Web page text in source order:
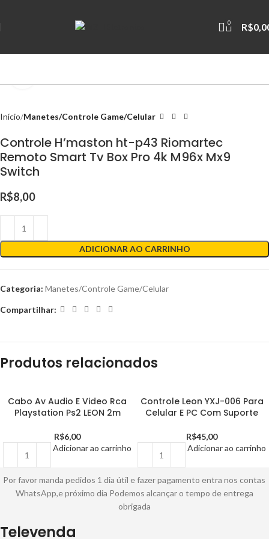
0 R$
Início Manetes/Controle Game/Celular
Controle H’maston ht-p43 Riomartec
Remoto Smart Tv Box Pro 4k M96x Mx9
Switch
R$8,00
ADICIONAR AO CARRINHO
Categoria: Manetes/Controle Game/Celular
Compartilhar:
Produtos relacionados
Cabo Av Audio E Video Rca
Playstation Ps2 LEON 2m
R$6,00
Adicionar ao carrinho
Controle Leon YXJ-006 Para
Celular E PC Com Suporte
R$45,00
Adicionar ao carrinho
Por favor manda pedidos 1 dia útil e fazer pagamento entra nos contas
WhatsApp,e próximo dia Podemos alcançar o tempo de entrega
obrigada
Televenda